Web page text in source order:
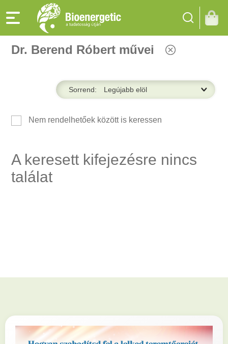
Dr. Berend Róbert művei
Sorrend:
Nem rendelhetőek között is keressen
A keresett kifejezésre nincs
találat